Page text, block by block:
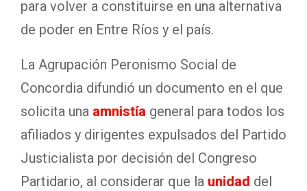
para volver a constituirse en una alternativa
de poder en Entre Ríos y el país.
La Agrupación Peronismo Social de
Concordia difundió un documento en el que
solicita una amnistía general para todos los
afiliados y dirigentes expulsados del Partido
Justicialista por decisión del Congreso
Partidario, al considerar que la unidad del